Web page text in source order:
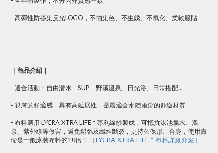
- 高彈性防移染反光LOGO，不怕染色、不生銹、不氧化、柔軟服貼
｜商品介紹｜
- 適合活動：自由潛水、SUP、野溪溫泉、日光浴、日常搭配...
- 親膚的舒適感、具有高延展性，是最適合水陸兩穿的舒適材質
- 布料選用 LYCRA XTRA LIFE™ 專利線紗製成，可抵抗泳池氯水、溫
泉、紫外線等侵害，避免鬆弛及纖維斷裂，更持久保形、合身，使用壽
命是一般泳裝布料的10倍！
（LYCRA XTRA LIFE™ 布料詳細介紹）